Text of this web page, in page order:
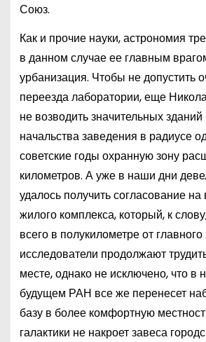
Союз.
Как и прочие науки, астрономия
в данном случае ее главным
урбанизация. Чтобы не допустить
переезда лаборатории, еще
не возводить значительных
начальства заведения в радиусе
советские годы охранную зону
километров. А уже в наши дни
удалось получить согласование
жилого комплекса, который, к
всего в полукилометре от
исследователи продолжают
месте, однако не исключено, что в
будущем РАН все же перенесет
базу в более комфортную
галактики не накроет завеса